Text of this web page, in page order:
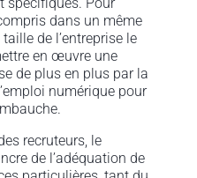
dans un même
de l’entreprise le
en œuvre une
de plus en plus par la
numérique pour
recruteurs, le
de l’adéquation de